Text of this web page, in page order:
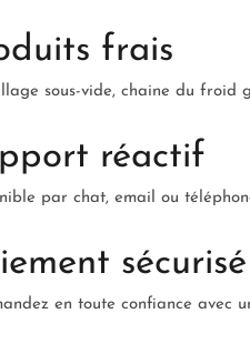
frais
sous-vide, chaine du froid
réactif
par chat, email ou
sécurisé
en toute confiance avec